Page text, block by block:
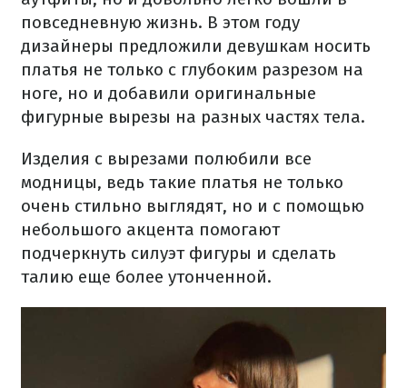
повседневную жизнь. В этом году
дизайнеры предложили девушкам носить
платья не только с глубоким разрезом на
ноге, но и добавили оригинальные
фигурные вырезы на разных частях тела.
Изделия с вырезами полюбили все
модницы, ведь такие платья не только
очень стильно выглядят, но и с помощью
небольшого акцента помогают
подчеркнуть силуэт фигуры и сделать
талию еще более утонченной.